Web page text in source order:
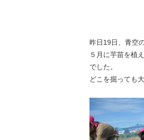
昨日19日、青空
５月に芋苗を植
でした。
どこを掘っても